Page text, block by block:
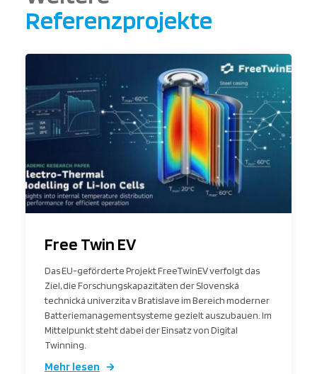
Referenzprojekte
Free Twin EV
Das EU-geförderte Projekt FreeTwinEV verfolgt das
Ziel, die Forschungskapazitäten der Slovenská
technická univerzita v Bratislave im Bereich moderner
Batteriemanagementsysteme gezielt auszubauen. Im
Mittelpunkt steht dabei der Einsatz von Digital
Twinning.
Mehr lesen